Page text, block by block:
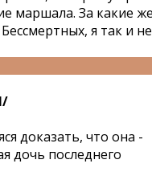
маршала. За какие
я так и не
доказать, что она -
дочь последнего